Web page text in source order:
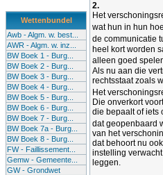
Wettenbundel
Awb - Algm. w. best...
AWR - Algm. w. inz...
BW Boek 1 - Burg...
BW Boek 2 - Burg...
BW Boek 3 - Burg...
BW Boek 4 - Burg...
BW Boek 5 - Burg...
BW Boek 6 - Burg...
BW Boek 7 - Burg...
BW Boek 7a - Burg...
BW Boek 8 - Burg...
FW - Faillissement...
Gemw - Gemeente...
GW - Grondwet
2.
Het
wat hun in hun
de communicatie
heel kort worden
alleen goed
Als nu aan die
rechtsstaat zoals
Het
Die onverkort
die bepaalt of iets
dat geopenbaard
van het
dat behoort nu
instelling
leggen.